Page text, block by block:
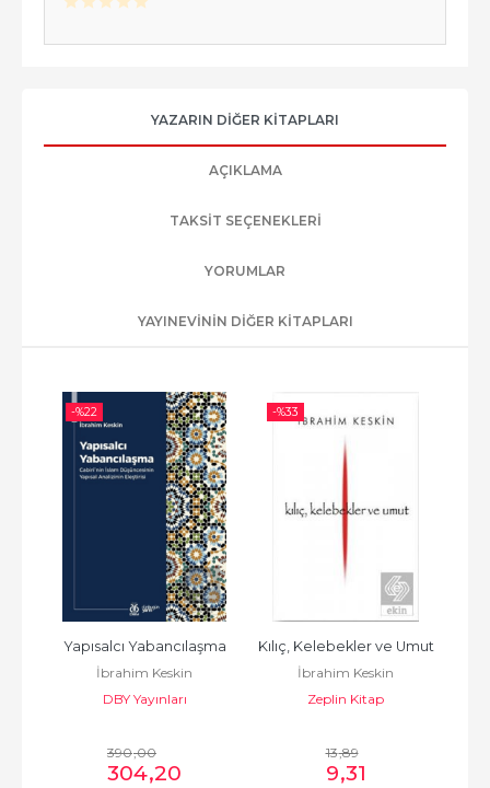
YAZARIN DIĞER KITAPLARI
AÇIKLAMA
TAKSIT SEÇENEKLERI
YORUMLAR
YAYINEVININ DIĞER KITAPLARI
-%22
Yapısalcı Yabancılaşma
İbrahim Keskin
DBY Yayınları
390,00
304,20
-%33
Kılıç, Kelebekler ve Umut
İbrahim Keskin
Zeplin Kitap
13,89
9,31